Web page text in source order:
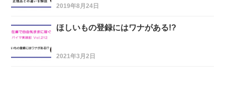
2019年8月24日
ほしいもの登録にはワナがある!?
2021年3月2日